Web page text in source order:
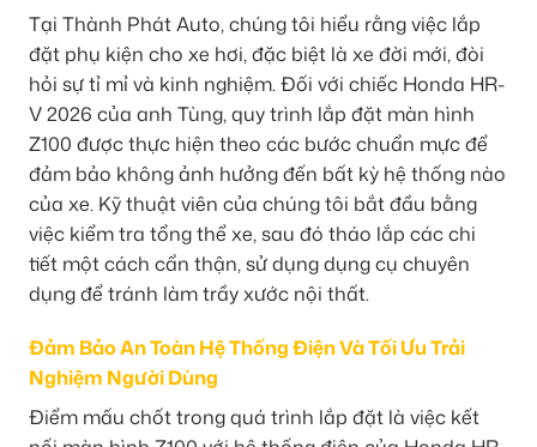
Tại Thành Phát Auto, chúng tôi hiểu rằng việc lắp
đặt phụ kiện cho xe hơi, đặc biệt là xe đời mới, đòi
hỏi sự tỉ mỉ và kinh nghiệm. Đối với chiếc Honda HR-
V 2026 của anh Tùng, quy trình lắp đặt màn hình
Z100 được thực hiện theo các bước chuẩn mực để
đảm bảo không ảnh hưởng đến bất kỳ hệ thống nào
của xe. Kỹ thuật viên của chúng tôi bắt đầu bằng
việc kiểm tra tổng thể xe, sau đó tháo lắp các chi
tiết một cách cẩn thận, sử dụng dụng cụ chuyên
dụng để tránh làm trầy xước nội thất.
Đảm Bảo An Toàn Hệ Thống Điện Và Tối Ưu Trải
Nghiệm Người Dùng
Điểm mấu chốt trong quá trình lắp đặt là việc kết